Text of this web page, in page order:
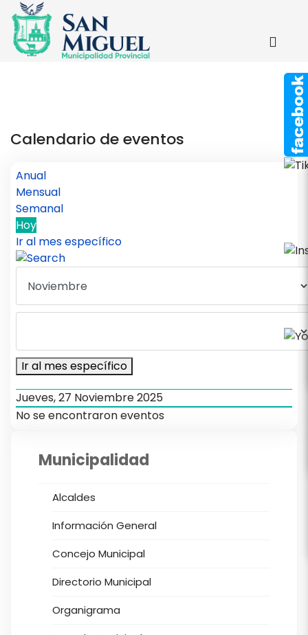
Calendario de eventos
Anual
Mensual
Semanal
Hoy
Ir al mes específico
Ir al mes específico
Jueves, 27 Noviembre 2025
No se encontraron eventos
Municipalidad
Alcaldes
Información General
Concejo Municipal
Directorio Municipal
Organigrama